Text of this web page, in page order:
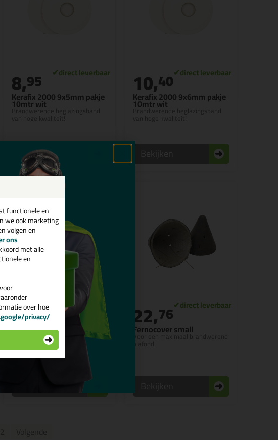
Kerafix 2000 9x5mm pakje
10mtr wit
Brandwerende beglazingsband
8,95
Bekijken
Kerafix 2000 9x6mm pakje
10mtr wit
Brandwerende beglazingsband
10,40
Kerafix Flexpan 200
20x2mm rol/25mtr
Snel opschuimende band!
74,88
Fernocover small
Voor een maximaal brandwerend
22,76
functionele en
we ook marketing
volgen en
ons
met alle
en
over hoe
privacy/